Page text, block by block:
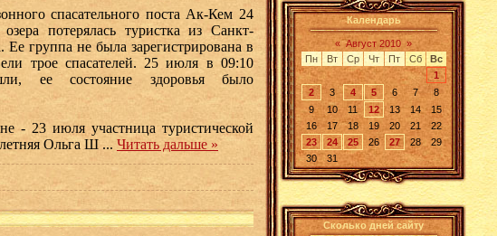
спасательного поста Ак-Кем 24
потерялась туристка из Санкт-
Ее группа не была зарегистрирована в
трое спасателей. 25 июля в 09:10
ее состояние здоровья было
- 23 июля участница туристической
летняя Ольга Ш... Читать дальше »
Календарь
« Август 2010 »
Пн
Вт Ср Чт Пт Сб
Вс
1
2
3 4 5 6 7
8
9
10 11 12 13 14
15
16
17 18 19 20 21
22
23
24 25 26 27 28
29
30
31
Сколько дней сайту